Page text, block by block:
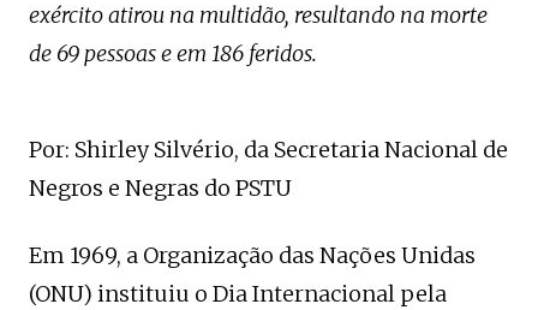
exército atirou na multidão, resultando na morte
de 69 pessoas e em 186 feridos.
Por: Shirley Silvério, da Secretaria Nacional de
Negros e Negras do PSTU
Em 1969, a Organização das Nações Unidas
(ONU) instituiu o Dia Internacional pela